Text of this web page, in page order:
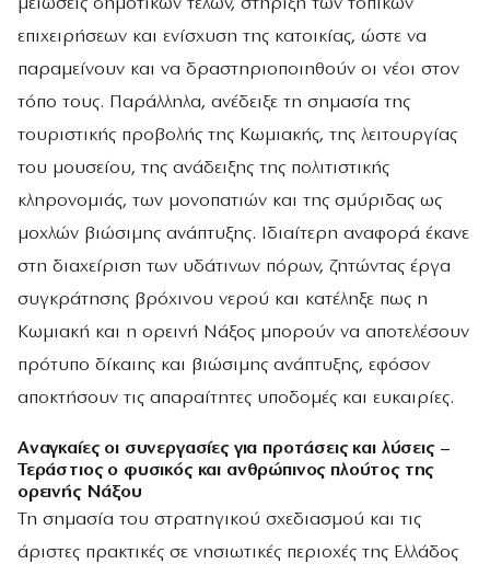
επιχειρήσεων και ενίσχυση της κατοικίας, ώστε να
παραμείνουν και να δραστηριοποιηθούν οι νέοι στον
τόπο τους. Παράλληλα, ανέδειξε τη σημασία της
τουριστικής προβολής της Κωμιακής, της λειτουργίας
του μουσείου, της ανάδειξης της πολιτιστικής
κληρονομιάς, των μονοπατιών και της σμύριδας ως
μοχλών βιώσιμης ανάπτυξης. Ιδιαίτερη αναφορά έκανε
στη διαχείριση των υδάτινων πόρων, ζητώντας έργα
συγκράτησης βρόχινου νερού και κατέληξε πως η
Κωμιακή και η ορεινή Νάξος μπορούν να αποτελέσουν
πρότυπο δίκαιης και βιώσιμης ανάπτυξης, εφόσον
αποκτήσουν τις απαραίτητες υποδομές και ευκαιρίες.
Αναγκαίες οι συνεργασίες για προτάσεις και λύσεις –
Τεράστιος ο φυσικός και ανθρώπινος πλούτος της
ορεινής Νάξου
Τη σημασία του στρατηγικού σχεδιασμού και τις
άριστες πρακτικές σε νησιωτικές περιοχές της Ελλάδος